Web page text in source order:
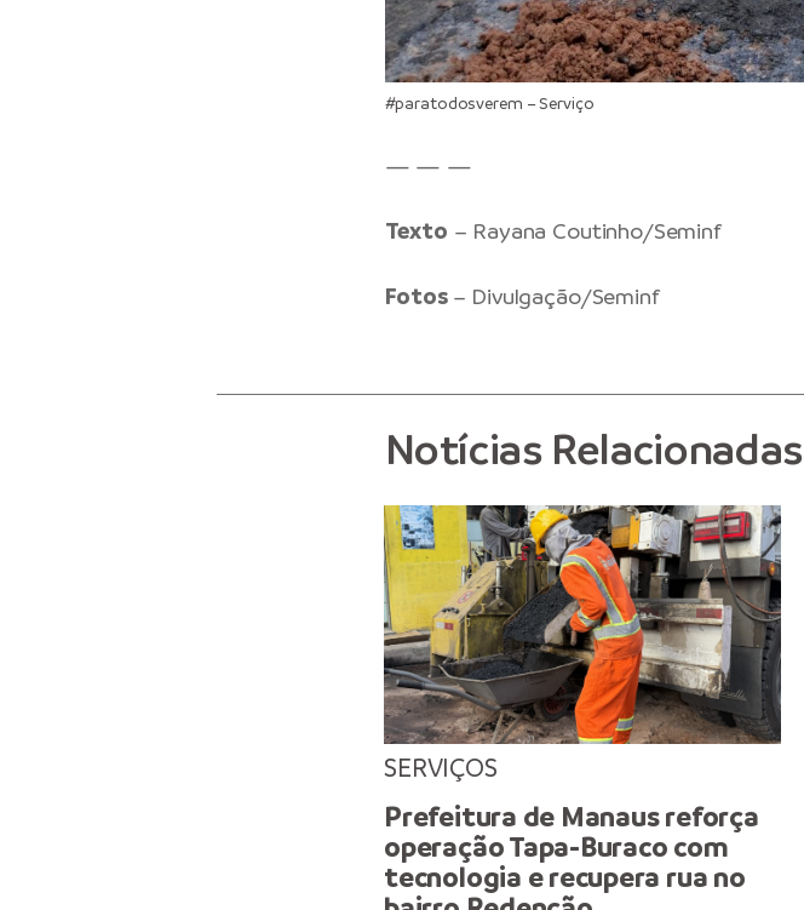
#paratodosverem – Serviço
— — —
Texto – Rayana Coutinho/Seminf
Fotos – Divulgação/Seminf
Notícias Relacionadas
SERVIÇOS
Prefeitura de Manaus reforça
operação Tapa-Buraco com
tecnologia e recupera rua no